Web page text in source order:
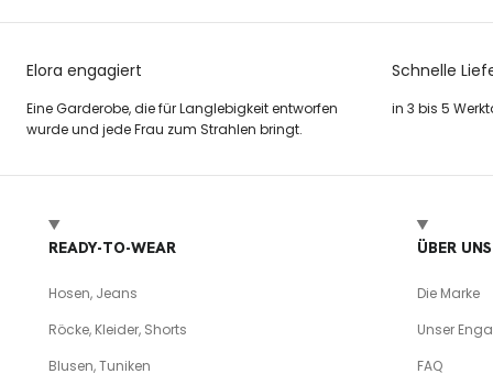
Elora engagiert
Eine Garderobe, die für Langlebigkeit entworfen
wurde und jede Frau zum Strahlen bringt.
Schnelle
in 3 bis 5
READY-TO-WEAR
Hosen, Jeans
Röcke, Kleider, Shorts
Blusen, Tuniken
ÜBER UNS
Die Marke
Unser
FAQ